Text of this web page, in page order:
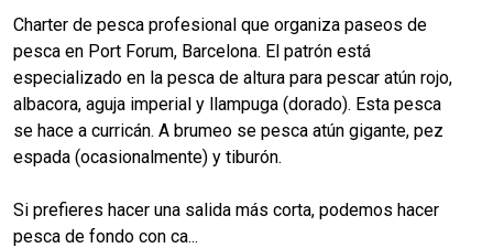
Charter de pesca profesional que organiza paseos de
pesca en Port Forum, Barcelona. El patrón está
especializado en la pesca de altura para pescar atún rojo,
albacora, aguja imperial y llampuga (dorado). Esta pesca
se hace a curricán. A brumeo se pesca atún gigante, pez
espada (ocasionalmente) y tiburón.
Si prefieres hacer una salida más corta, podemos hacer
pesca de fondo con ca...